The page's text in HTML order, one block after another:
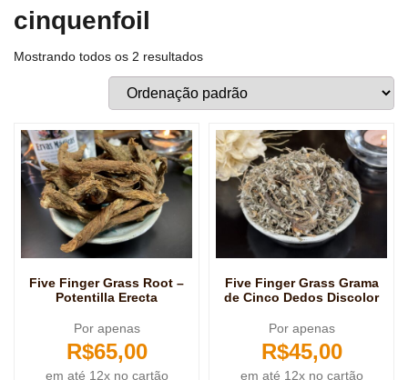
cinquenfoil
Mostrando todos os 2 resultados
Five Finger Grass Root –
Potentilla Erecta
Por apenas
R$65,00
em até 12x no cartão
Five Finger Grass Grama
de Cinco Dedos Discolor
Por apenas
R$45,00
em até 12x no cartão